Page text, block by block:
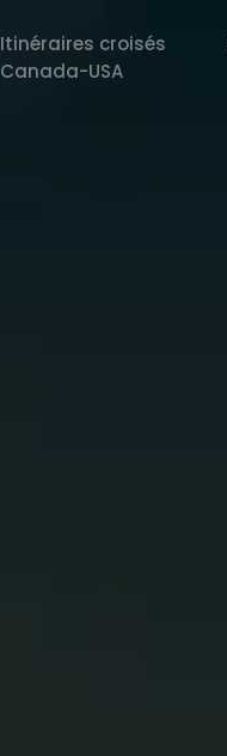
Itinéraires croisés
Canada-USA